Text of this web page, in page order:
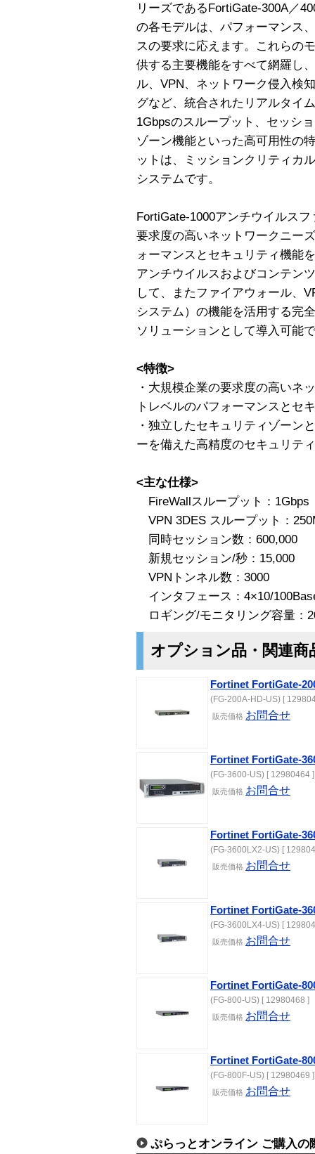
リーズであるFortiGate-300A／
の各モデルは、パフォーマンス
スの要求に応えます。これらの
供する主要機能をすべて網羅し
ル、VPN、ネットワーク侵入検
グなど、統合されたリアルタイ
1Gbpsのスループット、セッシ
ゾーン機能といった高可用性の
ットは、ミッションクリティカ
システムです。
FortiGate-1000アンチウイルス
要求度の高いネットワークニー
ォーマンスとセキュリティ機能
アンチウイルスおよびコンテン
して、またファイアウォール、
システム）の機能を活用する完
ソリューションとして導入可能
<特徴>
・大規模企業の要求度の高いネ
トレベルのパフォーマンスとセ
・独立したセキュリティゾーン
ーを備えた高精度のセキュリテ
<主な仕様>
FireWallスループット：1Gbps
VPN 3DES スループット：
同時セッション数：600,000
新規セッション/秒：15,000
VPNトンネル数：3000
インタフェース：4×10/
ロギング/モニタリング容量：
オプション品・関連商
Fortinet FortiGate-
(FG-200A-HD-US) [
販売価格 お問合せ
Fortinet FortiGate-
(FG-3600-US) [ 12980464 ]
販売価格 お問合せ
Fortinet FortiGate-
(FG-3600LX2-US) [
販売価格 お問合せ
Fortinet FortiGate-
(FG-3600LX4-US) [
販売価格 お問合せ
Fortinet FortiGate-
(FG-800-US) [ 12980468 ]
販売価格 お問合せ
Fortinet FortiGate-
(FG-800F-US) [ 12980469 ]
販売価格 お問合せ
ぷらっとオンライン ご購入の